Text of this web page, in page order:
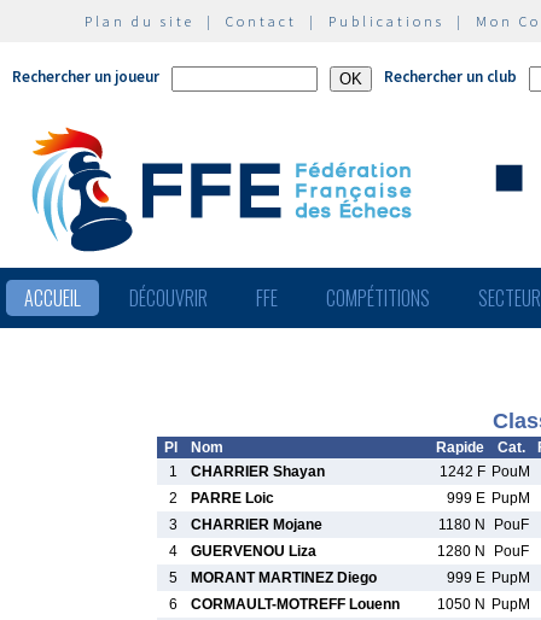
Plan du site | Contact | Publications | Mon
Rechercher un joueur Rechercher un club
ACCUEIL DÉCOUVRIR FFE COMPÉTITIONS
Pl Nom Rapide Cat.
1
CHARRIER Shayan 1242 F PouM
2
PARRE Loic 999 E PupM
3
CHARRIER Mojane 1180 N
PouF
4
GUERVENOU Liza 1280 N
PouF
5
MORANT MARTINEZ Diego 999 E PupM
6
CORMAULT-MOTREFF Louenn 1050 N
PupM